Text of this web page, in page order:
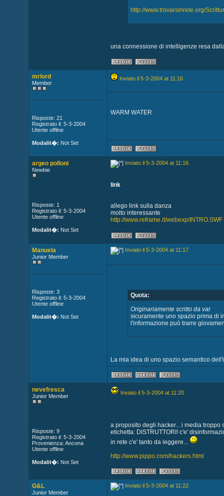
http://www.trovarsinrete.org/
una connessione di intelligenze resa
mrlord
Member
Risposte: 21
Registrato il: 5-3-2004
Utente offline
Modalit�: Not Set
Inviato il 5-3-2004 at 11:16
WARM WATER
argeo polloni
Newbie
Risposte: 1
Registrato il: 5-3-2004
Utente offline
Modalit�: Not Set
Inviato il 5-3-2004 at 11:16
link
allego link sulla danza
molto interessante
http://www.reframe.it/webexp/INTRO.SWF
Manuela
Junior Member
Risposte: 3
Registrato il: 5-3-2004
Utente offline
Modalit�: Not Set
Inviato il 5-3-2004 at 11:17
Quota:
Originariamente scritto da vat
sicuramente uno spazio prima di
l'informazione può trarre
La mia idea di uno spazio semantico
nevefresca
Junior Member
Risposte: 9
Registrato il: 5-3-2004
Provenienza: Ancona
Utente offline
Modalit�: Not Set
Inviato il 5-3-2004 at 11:20
a proposito degli hacker... i media
etichetta: DISTRUTTORI! c'e'
in rete c'e' tanto da leggere...
http://www.pippo.com/hackers.html
G&L
Junior Member
Inviato il 5-3-2004 at 11:22